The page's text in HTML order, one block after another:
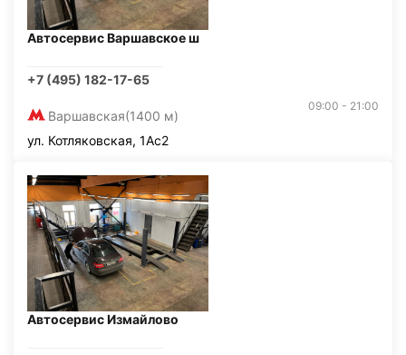
Автосервис Варшавское ш
+7 (495) 182-17-65
Варшавская(1400 м)
09:00 - 21:00
ул. Котляковская, 1Ас2
Автосервис Измайлово